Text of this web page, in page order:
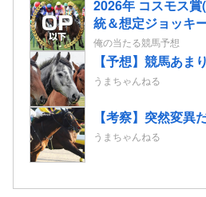
2026年 コスモス
統＆想定ジョッキ
俺の当たる競馬予想
【予想】競馬あま
うまちゃんねる
【考察】突然変異
うまちゃんねる